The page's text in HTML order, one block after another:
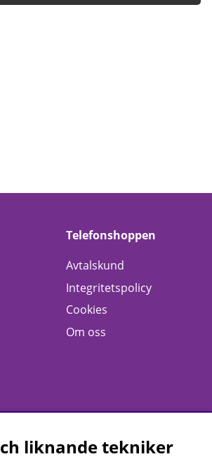
Telefonshoppen
Avtalskund
Integritetspolicy
Cookies
Om oss
liknande tekniker